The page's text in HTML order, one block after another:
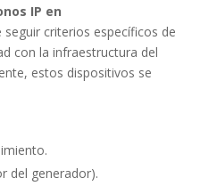
IP en
seguir criterios específicos de
con la infraestructura del
estos dispositivos se
del generador).